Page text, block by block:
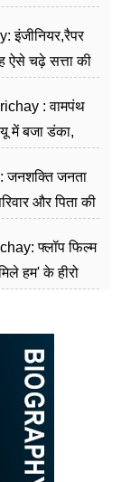
इंजीनियर,रैपर
ऐसे चढ़े सत्ता की
: वामपंथ
में बजा डंका,
जनशक्ति जनता
और पिता की
फ्लॉप फिल्म
हम' के हीरो